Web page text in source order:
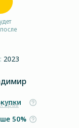
2023
прав
50%